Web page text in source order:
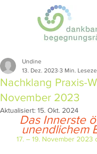
Nachklang Praxis-
November 2023
Undine
13. Dez. 2023 3 Min.
Aktualisiert: 15. Okt. 2024
Das Innerste
unendlichem
17. – 19. November 2023